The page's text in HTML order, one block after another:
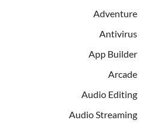
Adventure
Antivirus
App Builder
Arcade
Audio Editing
Audio Streaming